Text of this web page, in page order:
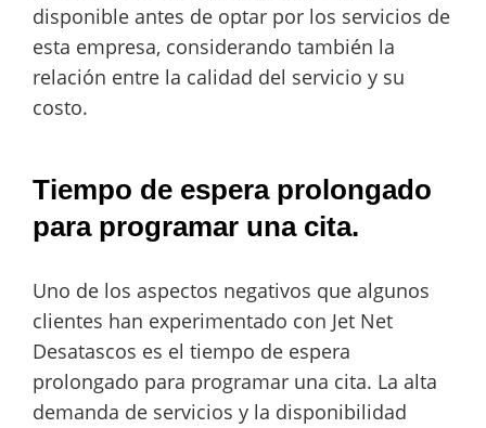
disponible antes de optar por los servicios de
esta empresa, considerando también la
relación entre la calidad del servicio y su
costo.
Tiempo de espera prolongado
para programar una cita.
Uno de los aspectos negativos que algunos
clientes han experimentado con Jet Net
Desatascos es el tiempo de espera
prolongado para programar una cita. La alta
demanda de servicios y la disponibilidad